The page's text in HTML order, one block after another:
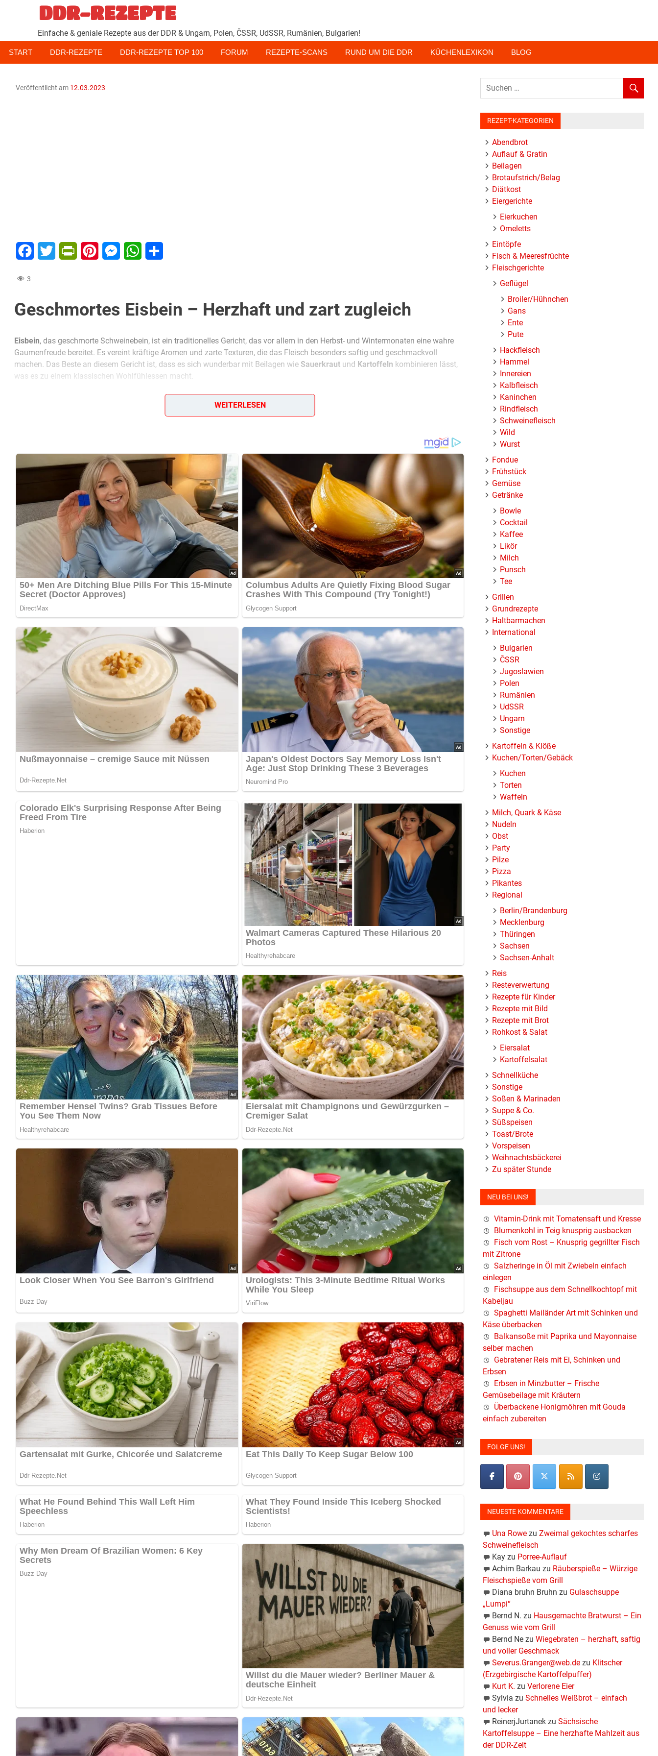
Zum
Inhalt
springen
DDR-REZEPTE
Einfache & geniale Rezepte aus der DDR & Ungarn, Polen, ČSSR, UdSSR, Rumänien, Bulgarien!
START DDR-REZEPTE DDR-REZEPTE TOP 100 FORUM REZEPTE-SCANS RUND UM DIE DDR KÜCHENLEXIKON BLOG
Veröffentlicht am 12.03.2023
FacebookTwitter PrintFriendly
PinterestMessengerWhatsApp
3
Geschmortes Eisbein – Herzhaft und zart zugleich
Eisbein, das geschmorte Schweinebein, ist ein traditionelles Gericht, das vor allem in den Herbst- und Wintermonaten eine wahre
Gaumenfreude bereitet. Es vereint kräftige Aromen und zarte Texturen, die das Fleisch besonders saftig und geschmackvoll
machen. Das Beste an diesem Gericht ist, dass es sich wunderbar mit Beilagen wie Sauerkrautund Kartoffeln kombinieren lässt,
was es zu einem klassischen Wohlfühlessen macht.
Für mich ist geschmortes Eisbein eines dieser Gerichte, das man am besten an einem gemütlichen Sonntag zubereitet. Die
gemütliche Familientreffen. Probier dieses Rezept aus und genieße die Kombination aus würziger Soße, zartem Fleisch und krosser
Ein kleiner Tipp: Achte darauf, die Schwarte gut einzuschneiden, damit sie am Ende schön kross wird. Durch das langsame
Schmoren entfalten sich die Aromen besonders intensiv, und die Zugabe von Brühe oder Wasser hält das Fleisch saftig. Viel Spaß
beim Kochen und guten Appetit!
Dieses Rezept ergibt eine Portion pro Eisbein. Wenn du für mehrere Personen kochst, erhöhe die Zutatenmenge entsprechend.
Zutaten
1 frisches Eisbein (ca. 300 g pro Portion)
3 Mohrrüben
1 kleines Stück Sellerie
3 Zwiebeln
Salz
Pfeffer
Kennst du schon unser tolles DDR-Quiz? Was weißt du noch alles über die DDR?Teste dein Wissen jetzt!
Zubereitung
Das rohe Eisbein an der Schwarte etwas einschneiden und großzügig mit Salz und Pfeffer einreiben.
Das grob geschnittene Suppengrün (Mohrrüben, Sellerie, Zwiebeln) in eine Schmorpfanne geben.
Das Eisbein auf das Suppengrün legen und eine Tasse heißes Wasser hinzufügen.
Das Ganze in der Bratröhre (Ofen) bei mittlerer Hitze dünsten lassen, bis die Flüssigkeit fast verdampft ist und sich das Fett und
der Saft bräunlich verfärben.
Das Fleisch wenden, nach und nach mehr Wasser oder Brühe angießen und das Eisbein immer wieder mit dem Schmorsaft
übergießen.
Zugedeckt weiter schmoren, bis das Fleisch weich ist, dann den Deckel abnehmen und das Eisbein knusprig braun überkrusten
lassen.
Die Soße durch ein Sieb gießen und, falls nötig, mit etwas Stärkemehl abbinden.
Mit dem gewürfelten Suppengrün und Beilagen wie Quetschkartoffeln oder Sauerkraut servieren.
Zubereitungszeit
Vorbereitungszeit:
15 Minuten
Schmorzeit:
2 Stunden
Gesamtzeit:
2 Stunden 15 Minuten
Schwierigkeitsgrad
Mittel – Die Zubereitung erfordert Geduld und ein wenig Erfahrung mit dem Schmoren, aber das Ergebnis ist jede Mühe wert.
Schneidebrett – Zum Vorbereiten des Suppengrüns.
Scharfes Messer – Zum Einschneiden der Schwarte.
Schüssel – Zum Durchseihen der Soße.
Aufbewahrung & Haltbarkeit
Das geschmorte Eisbein hält sich im Kühlschrank etwa 2-3 Tage. Es lässt sich auch gut einfrieren und kann nach dem Auftauen
erneut erhitzt werden. Achte darauf, das Fleisch vor dem Einfrieren nicht zu sehr zu bräunen, damit es beim Wiederaufwärmen nicht
Kohlenhydrate: 10 g
Eiweiß: 35 g
Tipps für Diabetiker
WEITERLESEN
REZEPT-KATEGORIEN
Abendbrot
Auflauf & Gratin
Beilagen
Brotaufstrich/Belag
Diätkost
Eiergerichte
Eierkuchen
Omeletts
Eintöpfe
Fisch & Meeresfrüchte
Fleischgerichte
Geflügel
Broiler/Hühnchen
Gans
Ente
Pute
Hackfleisch
Hammel
Innereien
Kalbfleisch
Kaninchen
Rindfleisch
Schweinefleisch
Wild
Wurst
Fondue
Frühstück
Gemüse
Getränke
Bowle
Cocktail
Kaffee
Likör
Milch
Punsch
Tee
Grillen
Grundrezepte
Haltbarmachen
International
Bulgarien
ČSSR
Jugoslawien
Polen
Rumänien
UdSSR
Ungarn
Sonstige
Kartoffeln & Klöße
Kuchen/Torten/Gebäck
Kuchen
Torten
Waffeln
Milch, Quark & Käse
Nudeln
Obst
Party
Pilze
Pizza
Pikantes
Regional
Berlin/Brandenburg
Mecklenburg
Thüringen
Sachsen
Sachsen-Anhalt
Reis
Resteverwertung
Rezepte für Kinder
Rezepte mit Bild
Rezepte mit Brot
Rohkost & Salat
Eiersalat
Kartoffelsalat
Schnellküche
Sonstige
Soßen & Marinaden
Suppe & Co.
Süßspeisen
Toast/Brote
Vorspeisen
Weihnachtsbäckerei
Zu später Stunde
NEU BEI UNS!
Vitamin-Drink mit Tomatensaft und Kresse
Blumenkohl in Teig knusprig ausbacken
Fisch vom Rost – Knusprig gegrillter Fisch
mit Zitrone
Salzheringe in Öl mit Zwiebeln einfach
einlegen
Fischsuppe aus dem Schnellkochtopf mit
Kabeljau
Spaghetti Mailänder Art mit Schinken und
Käse überbacken
Balkansoße mit Paprika und Mayonnaise
selber machen
Gebratener Reis mit Ei, Schinken und
Erbsen
Erbsen in Minzbutter – Frische
Gemüsebeilage mit Kräutern
Überbackene Honigmöhren mit Gouda
einfach zubereiten
FOLGE UNS!
NEUESTE KOMMENTARE
Una Rowezu Zweimal gekochtes scharfes
Schweinefleisch
Kayzu Porree-Auflauf
Achim Barkau zu Räuberspieße – Würzige
Fleischspieße vom Grill
Diana bruhn Bruhn zu Gulaschsuppe
„Lumpi“
Bernd N. zu Hausgemachte Bratwurst – Ein
Genuss wie vom Grill
Bernd Nezu Wiegebraten – herzhaft, saftig
und voller Geschmack
Severus.Granger@web.dezu Klitscher
(Erzgebirgische Kartoffelpuffer)
Kurt K. zu Verlorene Eier
Sylvia zu Schnelles Weißbrot – einfach
und lecker
ReinerjJurtanekzu Sächsische
Kartoffelsuppe – Eine herzhafte Mahlzeit aus
der DDR-Zeit